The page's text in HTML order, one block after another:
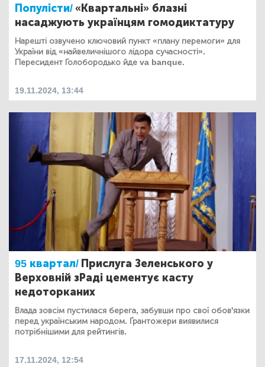
Популісти/«Квартальні» блазні
насаджують українцям гомодиктатуру
Нарешті озвучено ключовий пункт «плану перемоги» для
України від «найвеличнішого лідора сучасності».
Пересидент Голобородько йде va banque.
19.11.2024, 13:44
95 квартал/ Прислуга Зеленського у
Верховній зРаді цементує касту
недоторканих
Влада зовсім пустилася берега, забувши про свої обов'язки
перед українським народом. Ґрантожери виявилися
потрібнішими для рейтингів.
17.11.2024, 12:54